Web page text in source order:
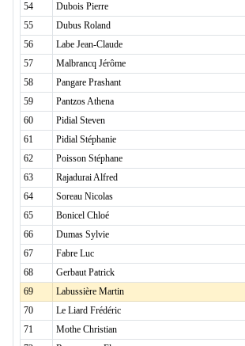
54
Dubois Pierre
55
Dubus Roland
56
Labe Jean-Claude
57
Malbrancq Jérôme
58
Pangare Prashant
59
Pantzos Athena
60
Pidial Steven
61
Pidial Stéphanie
62
Poisson Stéphane
63
Rajadurai Alfred
64
Soreau Nicolas
65
Bonicel Chloé
66
Dumas Sylvie
67
Fabre Luc
68
Gerbaut Patrick
69
Labussière Martin
70
Le Liard Frédéric
71
Mothe Christian